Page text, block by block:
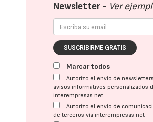
Newsletter - Ver
SUSCRIBIRME GRATIS
Marcar todos
Autorizo el envío de
avisos informativos personalizados
interempresas.net
Autorizo el envío de
de terceros vía interempresas.net